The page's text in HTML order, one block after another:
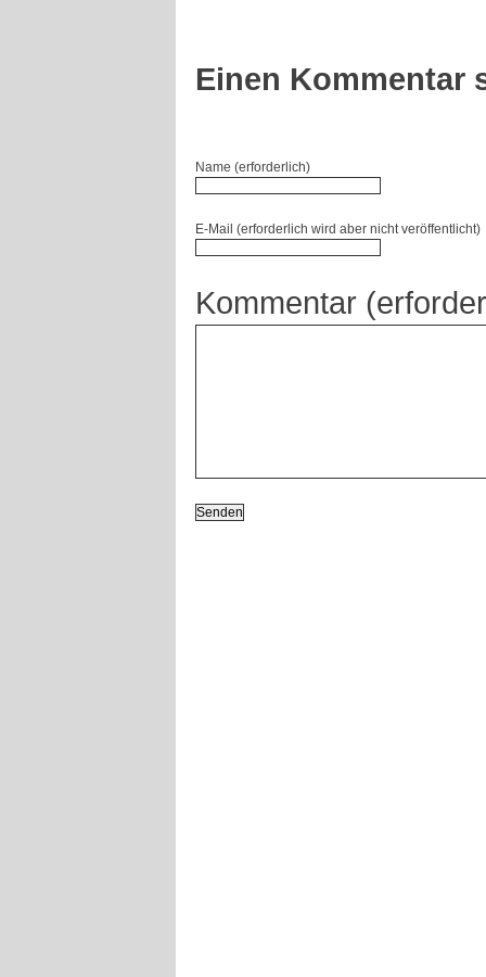
Einen Kommentar
Name (erforderlich)
E-Mail (erforderlich wird aber nicht veröffentlicht)
Kommentar